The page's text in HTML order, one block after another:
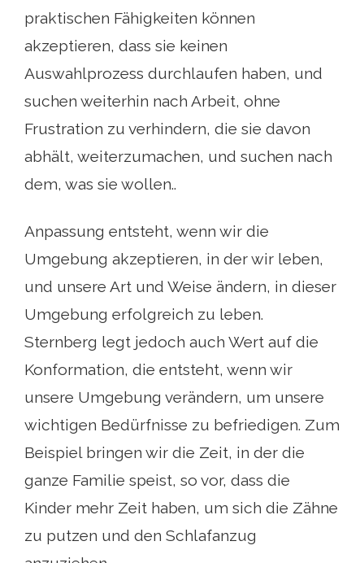
praktischen Fähigkeiten können
akzeptieren, dass sie keinen
Auswahlprozess durchlaufen haben, und
suchen weiterhin nach Arbeit, ohne
Frustration zu verhindern, die sie davon
abhält, weiterzumachen, und suchen nach
dem, was sie wollen..
Anpassung entsteht, wenn wir die
Umgebung akzeptieren, in der wir leben,
und unsere Art und Weise ändern, in dieser
Umgebung erfolgreich zu leben.
Sternberg legt jedoch auch Wert auf die
Konformation, die entsteht, wenn wir
unsere Umgebung verändern, um unsere
wichtigen Bedürfnisse zu befriedigen. Zum
Beispiel bringen wir die Zeit, in der die
ganze Familie speist, so vor, dass die
Kinder mehr Zeit haben, um sich die Zähne
zu putzen und den Schlafanzug